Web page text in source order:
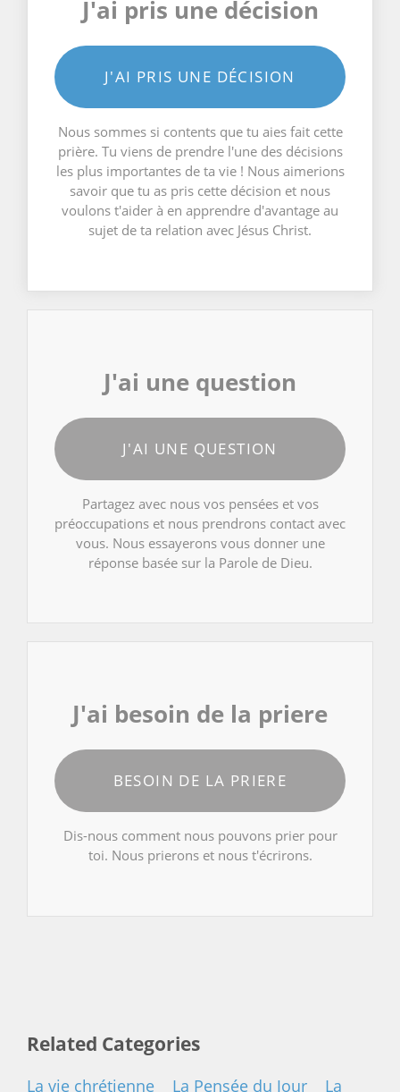
J'ai pris une décision
J'AI PRIS UNE DÉCISION
Nous sommes si contents que tu aies fait cette
prière. Tu viens de prendre l'une des décisions
les plus importantes de ta vie ! Nous aimerions
savoir que tu as pris cette décision et nous
voulons t'aider à en apprendre d'avantage au
sujet de ta relation avec Jésus Christ.
J'ai une question
J'AI UNE QUESTION
Partagez avec nous vos pensées et vos
préoccupations et nous prendrons contact avec
vous. Nous essayerons vous donner une
réponse basée sur la Parole de Dieu.
J'ai besoin de la priere
BESOIN DE LA PRIERE
Dis-nous comment nous pouvons prier pour
toi. Nous prierons et nous t'écrirons.
Related Categories
La vie chrétienne La Pensée du Jour La